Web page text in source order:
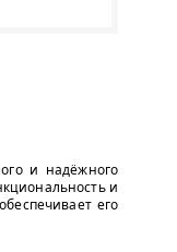
и надёжного
и
его